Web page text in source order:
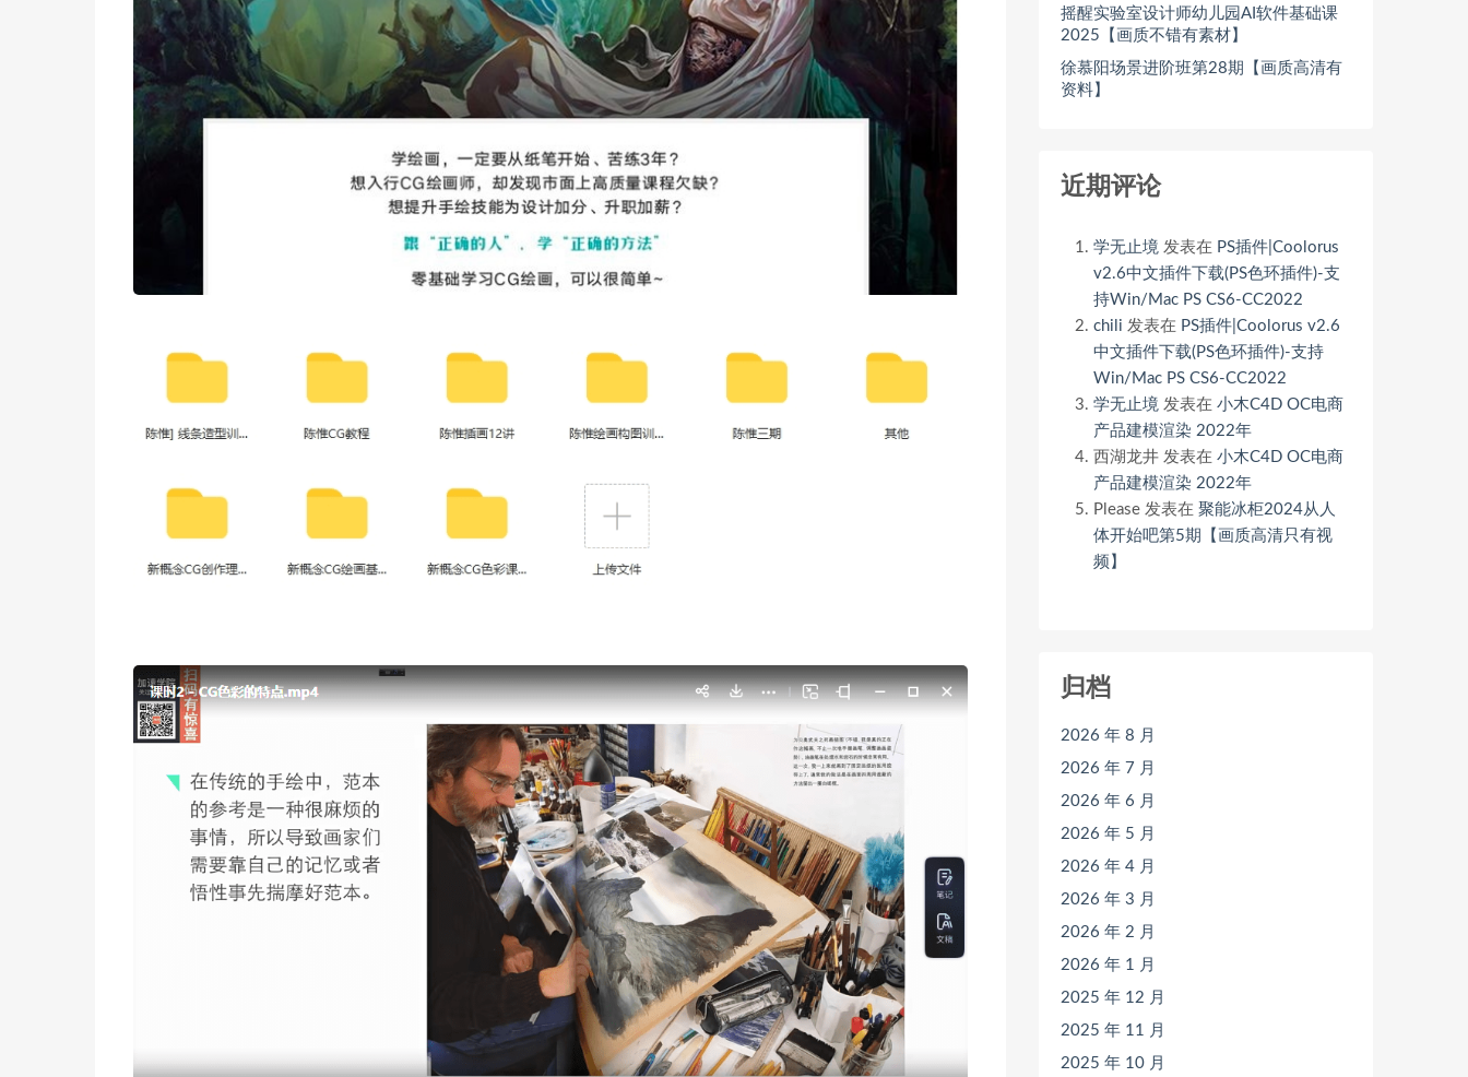
摇醒实验室设计师幼儿园AI软件基础课
2025【画质不错有素材】
徐慕阳场景进阶班第28期【画质高清有
资料】
近期评论
学无止境 发表在 PS插件|Coolorus
v2.6中文插件下载(PS色环插件)-支
持Win/Mac PS CS6-CC2022
chili 发表在 PS插件|Coolorus v2.6
中文插件下载(PS色环插件)-支持
Win/Mac PS CS6-CC2022
学无止境 发表在 小木C4D OC电商
产品建模渲染 2022年
西湖龙井 发表在 小木C4D OC电商
产品建模渲染 2022年
Please 发表在 聚能冰柜2024从人
体开始吧第5期【画质高清只有视
频】
归档
2026 年 8 月
2026 年 7 月
2026 年 6 月
2026 年 5 月
2026 年 4 月
2026 年 3 月
2026 年 2 月
2026 年 1 月
2025 年 12 月
2025 年 11 月
2025 年 10 月